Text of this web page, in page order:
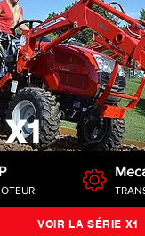
VOIR LA SÉRIE X1